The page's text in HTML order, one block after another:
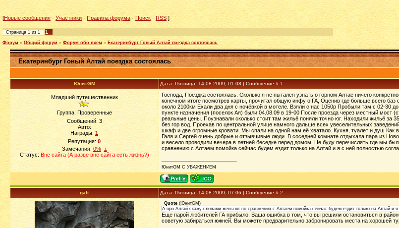
[Новые сообщения· Участники·Правила форума· Поиск· RSS]
Страница 1 из 1 1
Форум » Общий форум » Форум обо всем » Екатеринбург Гоный Алтай поездка состоялась
Екатеринбург Гоный Алтай поездка состоялась
ЮнитGM Дата: Пятница, 14.08.2009, 01:08 | Сообщение # 1
Младший путешественник
Группа: Проверенные
Сообщений: 3
Авто:
Награды: 1
Репутация:0
Замечания: 0% ±
Статус: Вне сайта (А разве вне сайта есть жизнь?)
Господа, Поездка состоялась. Сколько я не пытался узнать о горном Алтае ничего
конечном итоге посмотрев карты, прочитал общую инфу о ГА, Оценив где больше всего баз
около 2100км Ехали два дня с ночёвкой в мотеле. Взяли с нас 1050р Пробыли там с 02-30
пункте назначения (поселок Ая) были 04.08.09 в 19-00 После проезда через местный
реальные цены. Поузнавали сколько стоит там жильё поняли точно юг. Находили жильё за
без гор вод. Проехав по центральной улице намного дальше всех увеселительных
шкаф и две огромные кровати. Мы спали на одной нам её хватало. Кухня, туалет и душ
Галя и Сергей очень добрые и отзывчивые люди. В соседней комнате отдыхала пара из
и весело проводили вечера в летней беседке перед домом. Не буду перечислять где мы
сравнению с Алтаем помойка сейчас будем ездит только на Алтай и я с ней полностью
ЮнитGM С УВАЖЕНИЕМ
galt Дата: Пятница, 14.08.2009, 07:06 | Сообщение # 2
Quote(ЮнитGM )
А про Алтай скажу словами жены юг по сравнению с Алтаем помойка сейчас будем ездит только на Алтай и я
Еще парой любителей ГА прибыло. Ваша ошибка в том, что вы решили остановиться в
советую забираться южней. Вы можете предварительно забронировать места на хорошей